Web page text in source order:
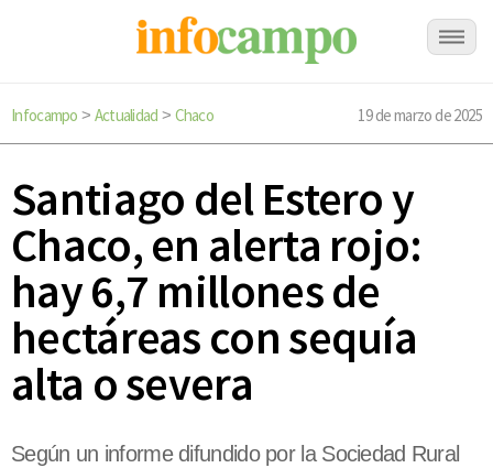
Infocampo > Actualidad > Chaco 19 de marzo de 2025
Santiago del Estero y
Chaco, en alerta rojo:
hay 6,7 millones de
hectáreas con sequía
alta o severa
Según un informe difundido por la Sociedad Rural